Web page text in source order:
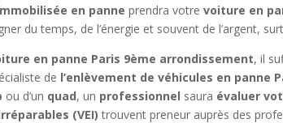
en panne prendra votrevoiture en
du temps, de l’énergie et souvent de l’argent,
en panne Paris 9ème arrondissement, il
de l’enlèvement de véhicules en panne
ou d’un quad, un professionnel saura évaluer
(VEI) trouvent preneur auprès des